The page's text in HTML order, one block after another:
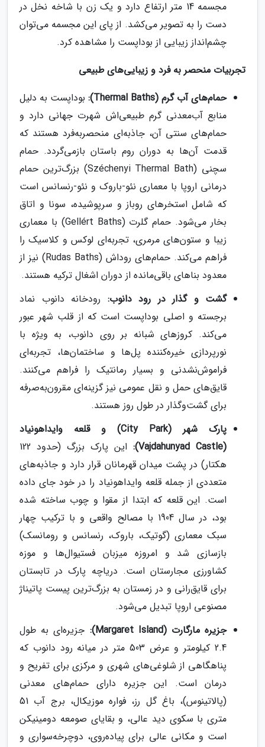
مجسمه 14 متر ارتفاع دارد و یک زن با شاخه نخل در
دست را به تصویر می‌کشد. از پای این مجسمه می‌توان
چشم‌انداز زیبایی از بوداپست را مشاهده کرد.
تجربیات منحصر به فرد و زیبایی‌های طبیعی
حمام‌های آب گرم (Thermal Baths):
بوداپست به دلیل
منابع آب‌معدنی گرم طبیعی‌اش شهرت جهانی دارد و
حمام‌های سنتی آن، جاذبه‌ای منحصربه‌فرد هستند که
قدمت آن‌ها به دوران روم باستان بازمی‌گردد. حمام
سچنی (Széchenyi Thermal Bath) بزرگ‌ترین حمام
درمانی اروپا با معماری نئو-باروک و نئو-رنسانس است
که شامل استخرهای روباز و سرپوشیده، سونا و اتاق
بخار می‌شود. حمام گلرت (Gellért Baths) با معماری
زیبا و ستون‌های مرمری، تجربه‌ای لوکس و کلاسیک را
فراهم می‌کند. حمام‌های روداش (Rudas Baths) نیز از
معدود بناهای باقی‌مانده از دوران اشغال ترکیه هستند.
گشت و گذار در رود دانوب: رودخانه دانوب نماد
برجسته و اصلی بوداپست است که از قلب شهر عبور
می‌کند. کروزهای شبانه بر روی دانوب، به ویژه با
نورپردازی خیره‌کننده پل‌ها و ساختمان‌ها، تجربه‌ای
فراموش‌نشدنی و بسیار رمانتیک را فراهم می‌کنند.
قایق‌های حمل و نقل عمومی نیز گزینه‌ای مقرون‌به‌صرفه
برای گشت‌وگذار در طول روز هستند.
پارک شهر (City Park) و قلعه وایداهونیاد
(Vajdahunyad Castle):
این پارک بزرگ (حدود 122
هکتار) در پشت میدان قهرمانان قرار دارد و جاذبه‌های
متعددی از جمله قلعه وایداهونیاد را در خود جای داده
است. این قلعه که ابتدا از مقوا و چوب ساخته شده
بود، در سال 1904 با مصالح واقعی و با ترکیب چهار
سبک معماری (گوتیک، باروک، رنسانس و رومانسک)
بازسازی شد و امروزه میزبان فستیوال‌ها و موزه
کشاورزی مجارستان است. دریاچه پارک در تابستان
برای قایق‌رانی و در زمستان به بزرگ‌ترین پیست پاتیناژ
مصنوعی اروپا تبدیل می‌شود.
جزیره مارگارت (Margaret Island):
جزیره‌ای به طول
2.4 کیلومتر و عرض 503 متر در میانه رود دانوب که
پناهگاهی از شلوغی‌های شهری و مرکزی برای تفریح و
درمان است. این جزیره دارای حمام‌های معدنی
(پالاتینوس)، باغ گل رز، فواره موزیکال، برج آب 51
متری با سکوی دید عالی، و بقایای صومعه دومینیکن
است و مکانی عالی برای پیاده‌روی، دوچرخه‌سواری و